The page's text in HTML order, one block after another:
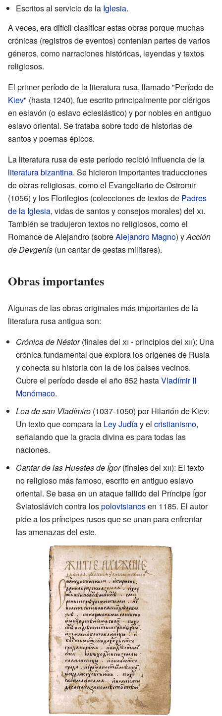
Escritos al servicio de la Iglesia.
A veces, era difícil clasificar estas obras porque muchas
crónicas (registros de eventos) contenían partes de varios
géneros, como narraciones históricas, leyendas y textos
religiosos.
El primer período de la literatura rusa, llamado "Período de
Kiev" (hasta 1240), fue escrito principalmente por clérigos
en eslavón (o eslavo eclesiástico) y por nobles en antiguo
eslavo oriental. Se trataba sobre todo de historias de
santos y poemas épicos.
La literatura rusa de este período recibió influencia de la
literatura bizantina. Se hicieron importantes traducciones
de obras religiosas, como el Evangeliario de Ostromir
(1056) y los Florilegios (colecciones de textos de Padres
de la Iglesia, vidas de santos y consejos morales) del xi.
También se tradujeron textos no religiosos, como el
Romance de Alejandro (sobreAlejandro Magno) yAcción
de Devgenis (un cantar de gestas militares).
Obras importantes
Algunas de las obras originales más importantes de la
literatura rusa antigua son:
Crónica de Néstor(finales del xi - principios del xii): Una
crónica fundamental que explora los orígenes de Rusia
y conecta su historia con la de los países vecinos.
Cubre el período desde el año 852 hastaVladímir II
Monómaco.
Loa de san Vladímiro (1037-1050) por Hilarión de Kiev:
Un texto que compara la Ley Judíay el cristianismo,
señalando que la gracia divina es para todas las
naciones.
Cantar de las Huestes de Ígor(finales del xii): El texto
no religioso más famoso, escrito en antiguo eslavo
oriental. Se basa en un ataque fallido del Príncipe Ígor
Sviatoslávich contra lospolovtsianosen 1185. El autor
pide a los príncipes rusos que se unan para enfrentar
las amenazas del este.